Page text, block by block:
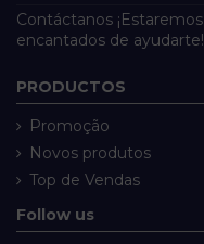
Contáctanos ¡Estaremos
encantados de ayudarte!
PRODUCTOS
Promoção
Novos produtos
Top de Vendas
Follow us